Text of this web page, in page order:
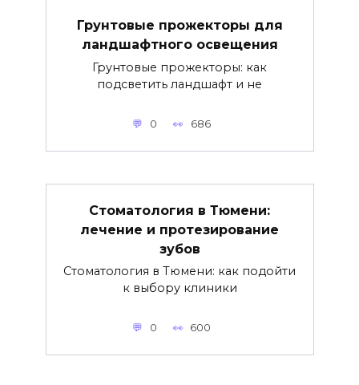
Грунтовые прожекторы для
ландшафтного освещения
Грунтовые прожекторы: как
подсветить ландшафт и не
0 686
Стоматология в Тюмени:
лечение и протезирование
зубов
Стоматология в Тюмени: как подойти
к выбору клиники
0 600